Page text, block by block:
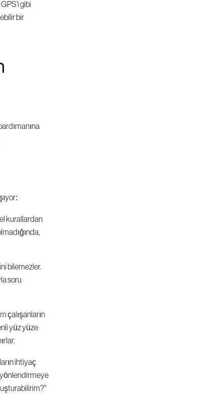
gibi
bir
kurallardan
bilemezler.
soru
çalışanların
yüz yüze
ihtiyaç